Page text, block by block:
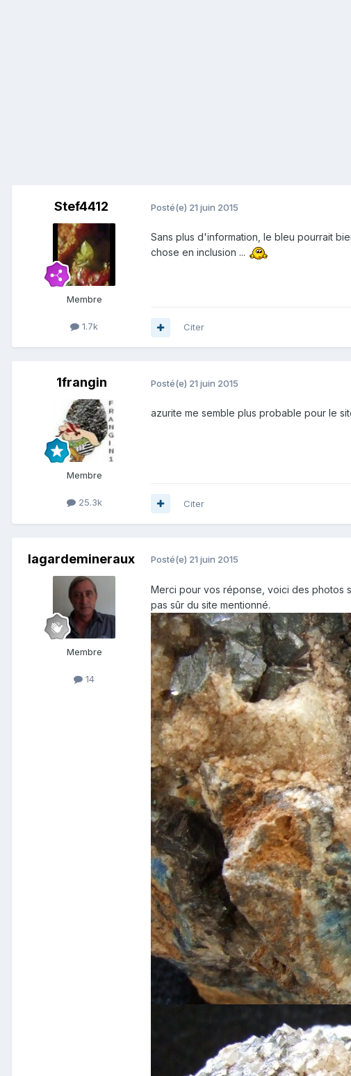
Stef4412
Membre
1.7k
Posté(e) 21 juin 2015
Sans plus d'information, le bleu pourrait
chose en inclusion ...
Citer
1frangin
Membre
25.3k
Posté(e) 21 juin 2015
azurite me semble plus probable pour le
Citer
lagardemineraux
Membre
14
Posté(e) 21 juin 2015
Merci pour vos réponse, voici des photos
pas sûr du site mentionné.